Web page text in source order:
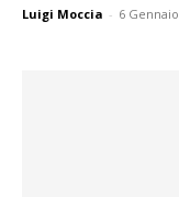
Luigi Moccia - 6